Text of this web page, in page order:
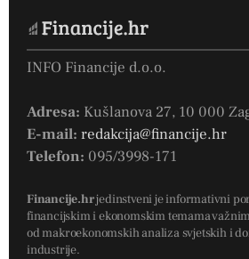
INFO Financije d.o.o.
Adresa: Kušlanova 27, 10 000
E-mail: redakcija@financije.hr
Telefon: 095/3998-171
Financije.hrjedinstveni je informativni
financijskim i ekonomskim temama
od makroekonomskih analiza svjetskih i
industrije.